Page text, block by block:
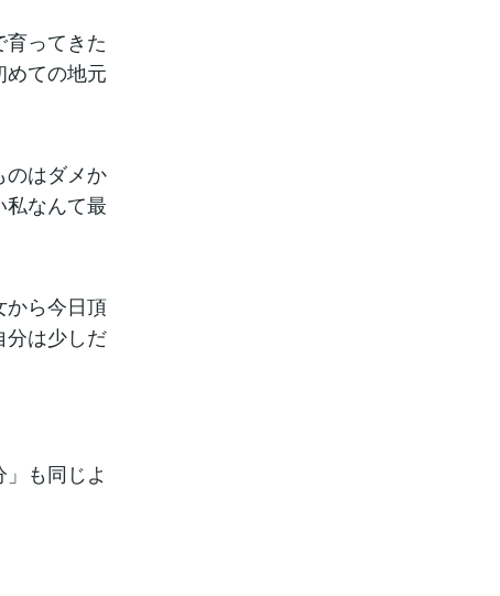
ってきた
ての地元
のはダメか
私なんて最
から今日頂
分は少しだ
も同じよ